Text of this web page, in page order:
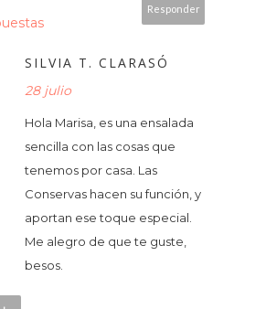
Responder
SILVIA T. CLARASÓ
28 julio
Hola Marisa, es una ensalada
sencilla con las cosas que
tenemos por casa. Las
Conservas hacen su función, y
aportan ese toque especial.
Me alegro de que te guste,
besos.